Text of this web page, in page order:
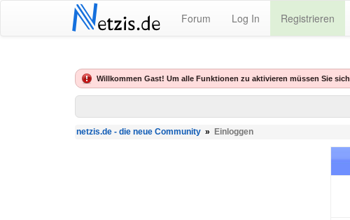
Netzis.de Forum Log In Registrieren
Willkommen Gast! Um alle Funktionen zu aktivieren müssen Sie sich
netzis.de - die neue Community » Einloggen